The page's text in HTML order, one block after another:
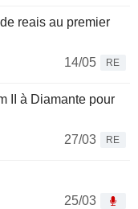
reais au premier
14/05
RE
II à Diamante pour
27/03
RE
25/03